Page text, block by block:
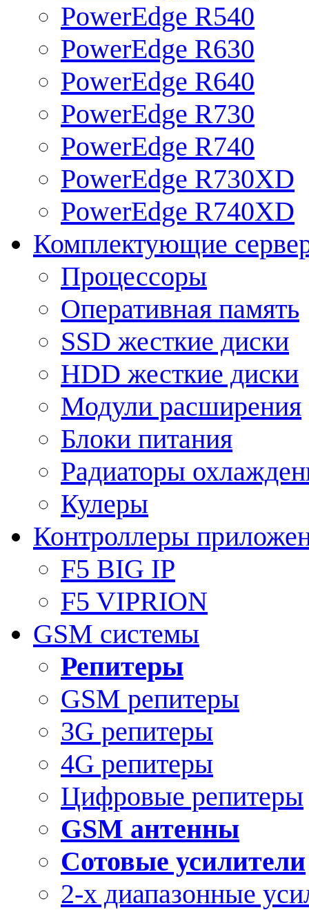
PowerEdge R540
PowerEdge R630
PowerEdge R640
PowerEdge R730
PowerEdge R740
PowerEdge R730XD
PowerEdge R740XD
Комплектующие
Процессоры
Оперативная память
SSD жесткие диски
HDD жесткие диски
Модули расширения
Блоки питания
Радиаторы
Кулеры
Контроллеры
F5 BIG IP
F5 VIPRION
GSM системы
Репитеры
GSM репитеры
3G репитеры
4G репитеры
Цифровые репитеры
GSM антенны
Сотовые усилители
2-х диапазонные